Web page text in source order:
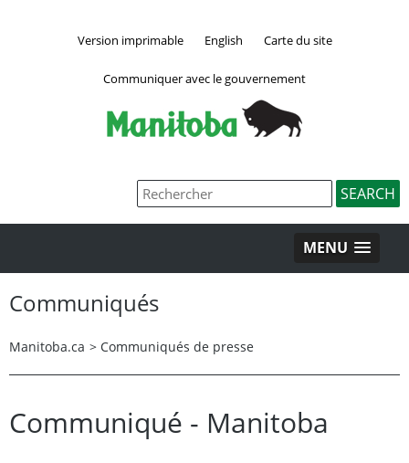
Version imprimable English Carte du site
Communiquer avec le gouvernement
MENU
Communiqués
Manitoba.ca > Communiqués de presse
Communiqué - Manitoba